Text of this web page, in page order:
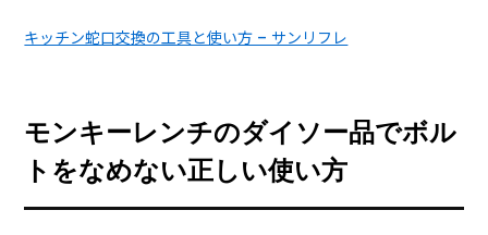
キッチン蛇口交換の工具と使い方 – サンリフレ
モンキーレンチのダイソー品でボル
トをなめない正しい使い方